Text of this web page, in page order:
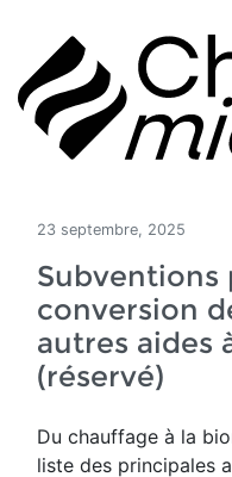
23 septembre, 2025
Subventions
conversion
autres aides
(réservé)
Du chauffage à la
liste des principales